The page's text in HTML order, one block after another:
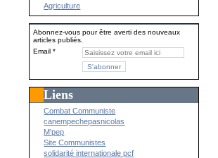
Agriculture
Abonnez-vous pour être averti des nouveaux
articles publiés.
Email
Liens
Combat Communiste
canempechepasnicolas
M'pep
Site Communistes
solidarité internationale pcf